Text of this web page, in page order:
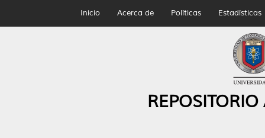
Inicio Acerca de Políticas Estadísticas